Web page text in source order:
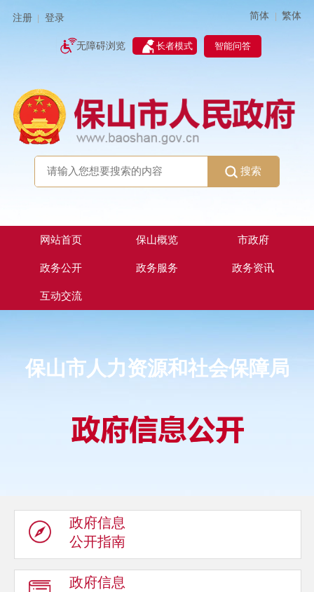
注册 登录 简体 | 繁体
无障碍浏览 长者模式 智能问答
搜索
网站首页 保山概览 市政府
政务公开 政务服务 政务资讯
互动交流
保山市人力资源和社会保障局
政府信息
公开指南
政府信息